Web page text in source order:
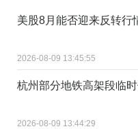
美股8月能否迎来反转行
2026-08-09 13:45:55
杭州部分地铁高架段临
2026-08-09 13:44:29